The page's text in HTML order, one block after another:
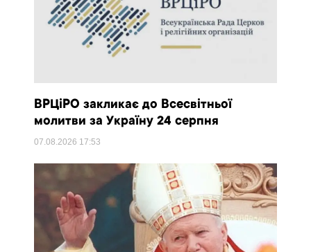
ВРЦіРО закликає до Всесвітньої
молитви за Україну 24 серпня
07.08.2026 17:53